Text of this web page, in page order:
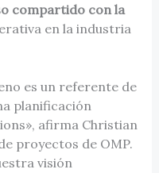
compartido con la
en la industria
es un referente de
planificación
afirma Christian
proyectos de OMP.
visión